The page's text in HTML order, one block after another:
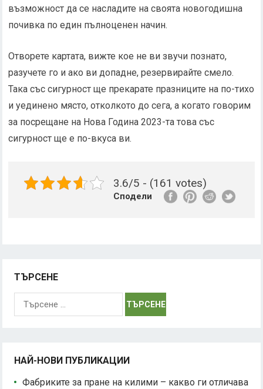
възможност да се насладите на своята новогодишна
почивка по един пълноценен начин.
Отворете картата, вижте кое не ви звучи познато,
разучете го и ако ви допадне, резервирайте смело.
Така със сигурност ще прекарате празниците на по-тихо
и уединено място, отколкото до сега, а когато говорим
за посрещане на Нова Година 2023-та това със
сигурност ще е по-вкуса ви.
3.6/5 - (161 votes)
Сподели
ТЪРСЕНЕ
Търсене
НАЙ-НОВИ ПУБЛИКАЦИИ
Фабриките за пране на килими – какво ги отличава